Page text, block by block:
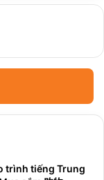
trình tiếng Trung